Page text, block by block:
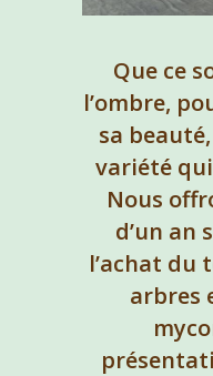
Que ce
l’ombre,
sa
variété
Nous
d’un an
l’achat du
arbres